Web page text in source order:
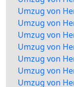
Umzug von
Umzug von
Umzug von
Umzug von
Umzug von
Umzug von
Umzug von